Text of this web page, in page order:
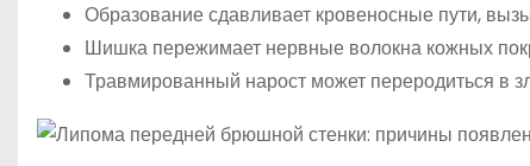
Образование сдавливает кровеносные пути,
Шишка пережимает нервные волокна кожных
Травмированный нарост может переродиться в